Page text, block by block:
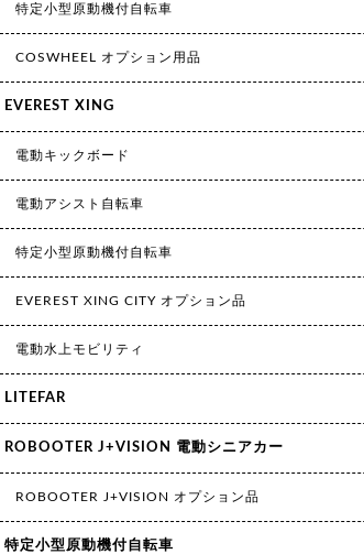
特定小型原動機付自転車
COSWHEEL オプション用品
EVEREST XING
電動キックボード
電動アシスト自転車
特定小型原動機付自転車
EVEREST XING CITY オプション品
電動水上モビリティ
LITEFAR
ROBOOTER J+VISION 電動シニアカー
ROBOOTER J+VISION オプション品
特定小型原動機付自転車